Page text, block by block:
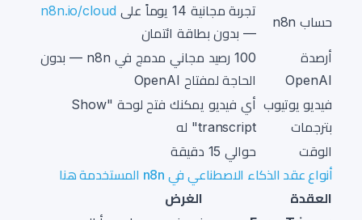
حساب n8n
تجربة مجانية 14 يوماً على
n8n.io/cloud
— بدون بطاقة ائتمان
أرصدة
OpenAI
100 رصيد مجاني مدمج في n8n — بدون
الحاجة لمفتاح OpenAI
فيديو يوتيوب
بترجمات
أي فيديو يمكنك فتح لوحة "Show
transcript" له
الوقت
حوالي 15 دقيقة
أنواع عقد الذكاء الاصطناعي في n8n المستخدمة هنا
العقدة
الغرض